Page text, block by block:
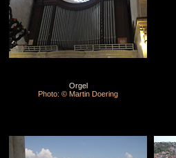
Orgel
Photo: © Martin Doering